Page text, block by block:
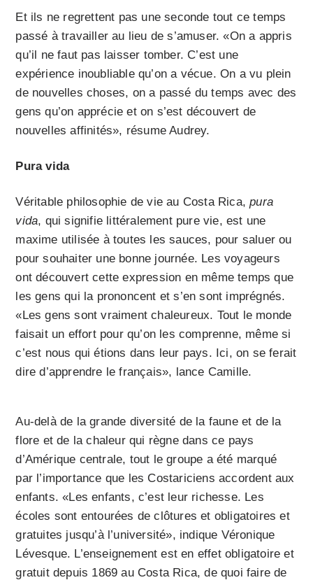
Et ils ne regrettent pas une seconde tout ce temps
passé à travailler au lieu de s’amuser. «On a appris
qu’il ne faut pas laisser tomber. C’est une
expérience inoubliable qu’on a vécue. On a vu plein
de nouvelles choses, on a passé du temps avec des
gens qu’on apprécie et on s’est découvert de
nouvelles affinités», résume Audrey.
Pura vida
Véritable philosophie de vie au Costa Rica,pura
vida, qui signifie littéralement pure vie, est une
maxime utilisée à toutes les sauces, pour saluer ou
pour souhaiter une bonne journée. Les voyageurs
ont découvert cette expression en même temps que
les gens qui la prononcent et s’en sont imprégnés.
«Les gens sont vraiment chaleureux. Tout le monde
faisait un effort pour qu’on les comprenne, même si
c’est nous qui étions dans leur pays. Ici, on se ferait
dire d’apprendre le français», lance Camille.
Au-delà de la grande diversité de la faune et de la
flore et de la chaleur qui règne dans ce pays
d’Amérique centrale, tout le groupe a été marqué
par l’importance que les Costariciens accordent aux
enfants. «Les enfants, c’est leur richesse. Les
écoles sont entourées de clôtures et obligatoires et
gratuites jusqu’à l’université», indique Véronique
Lévesque. L’enseignement est en effet obligatoire et
gratuit depuis 1869 au Costa Rica, de quoi faire de